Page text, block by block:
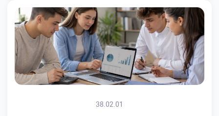
38.02.01